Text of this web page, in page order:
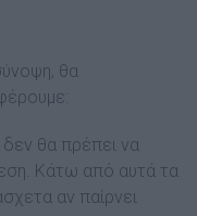
θα
θα πρέπει να
Κάτω από αυτά τα
αν παίρνει